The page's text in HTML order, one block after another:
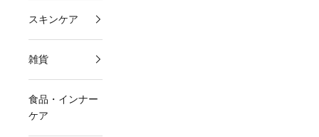
スキンケア
雑貨
食品・インナー
ケア